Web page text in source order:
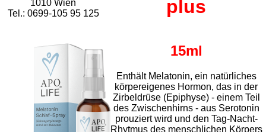
plus
15ml
Enthält Melatonin, ein natürliches
körpereigenes Hormon, das in der
Zirbeldrüse (Epiphyse) - einem Teil
des Zwischenhirns - aus Serotonin
prouziert wird und den Tag-Nacht-
Rhytmus des menschlichen Körpers
1010 Wien
Tel.: 0699-105 95 125